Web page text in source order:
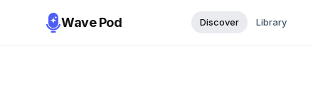
Wave Pod Discover Library